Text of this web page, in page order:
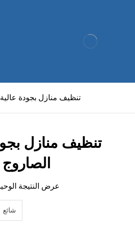
تنظيف منازل بجودة
تنظيف منازل
الصاروج
عرض النتيجة